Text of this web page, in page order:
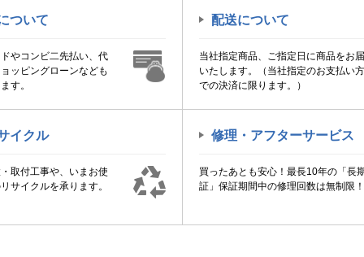
ついて
やコンビ二先払い、代
ッピングローンなども
す。
配送について
当社指定商品、ご指定日に商品をお
いたします。（当社指定のお支払い
での決済に限ります。）
イクル
取付工事や、いまお使
サイクルを承ります。
修理・アフターサービス
買ったあとも安心！最長10年の「長
証」保証期間中の修理回数は無制限！